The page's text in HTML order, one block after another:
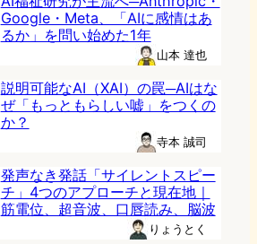
Google・Meta、「AIに感情はあ
るか」を問い始めた1年
山本 達也
説明可能なAI（XAI）の罠─AIはな
ぜ「もっともらしい嘘」をつくの
か？
寺本 誠司
発声なき発話「サイレントスピー
チ」4つのアプローチと現在地｜
筋電位、超音波、口唇読み、脳波
りょうとく